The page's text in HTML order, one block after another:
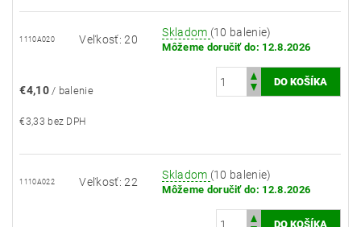
1110A020 Veľkosť: 20
Skladom (10 balenie)
Môžeme doručiť do: 12.8.2026
€4,10 / balenie
€3,33 bez DPH
1110A022 Veľkosť: 22
Skladom (10 balenie)
Môžeme doručiť do: 12.8.2026